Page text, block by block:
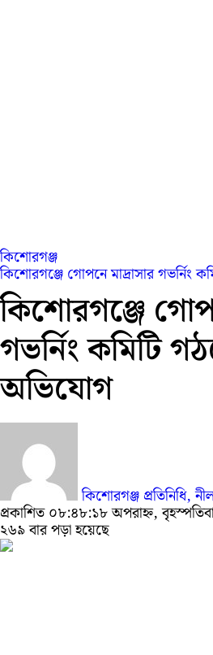
কিশোরগঞ্জ
কিশোরগঞ্জে গোপনে মাদ্রাসার গভর্নিং
কিশোরগঞ্জে
গভর্নিং কমিটি
অভিযোগ
কিশোরগঞ্জ প্রতিনিধি,
প্রকাশিত ০৮:৪৮:১৮ অপরাহ্ন,
২৬৯ বার পড়া হয়েছে